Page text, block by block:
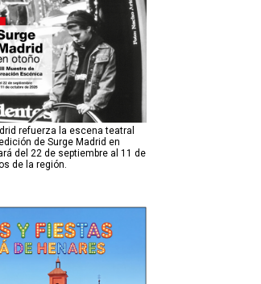
refuerza la escena teatral
de Surge Madrid en
del 22 de septiembre al 11 de
de la región.